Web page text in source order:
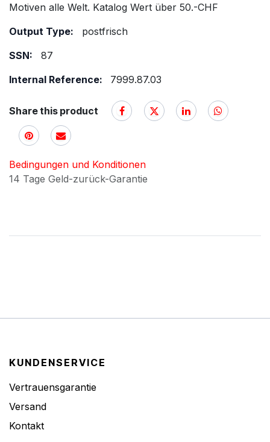
Motiven alle Welt. Katalog Wert über 50.-CHF
Output Type:
postfrisch
SSN:
87
Internal Reference:
7999.87.03
Share this product
Bedingungen und Konditionen
14 Tage Geld-zurück-Garantie
KUNDENSERVICE
Vertrauensgarantie
Versand
Kontakt